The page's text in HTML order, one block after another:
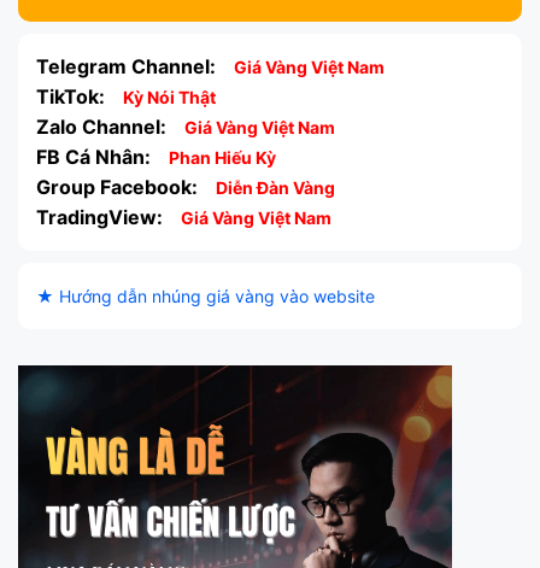
Telegram Channel: Giá Vàng Việt Nam
TikTok: Kỳ Nói Thật
Zalo Channel: Giá Vàng Việt Nam
FB Cá Nhân: Phan Hiếu Kỳ
Group Facebook: Diễn Đàn Vàng
TradingView: Giá Vàng Việt Nam
★ Hướng dẫn nhúng giá vàng vào website